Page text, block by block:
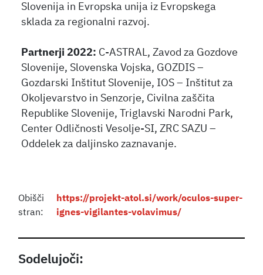
Slovenija in Evropska unija iz Evropskega
sklada za regionalni razvoj.
Partnerji 2022: C-ASTRAL, Zavod za Gozdove
Slovenije, Slovenska Vojska, GOZDIS –
Gozdarski Inštitut Slovenije, IOS – Inštitut za
Okoljevarstvo in Senzorje, Civilna zaščita
Republike Slovenije, Triglavski Narodni Park,
Center Odličnosti Vesolje-SI, ZRC SAZU –
Oddelek za daljinsko zaznavanje.
Obišči
stran:
https://projekt-atol.si/work/oculos-super-
ignes-vigilantes-volavimus/
Sodelujoči: